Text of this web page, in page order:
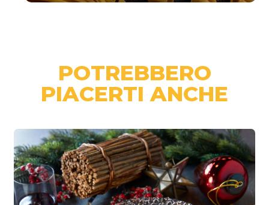
POTREBBERO
PIACERTI ANCHE